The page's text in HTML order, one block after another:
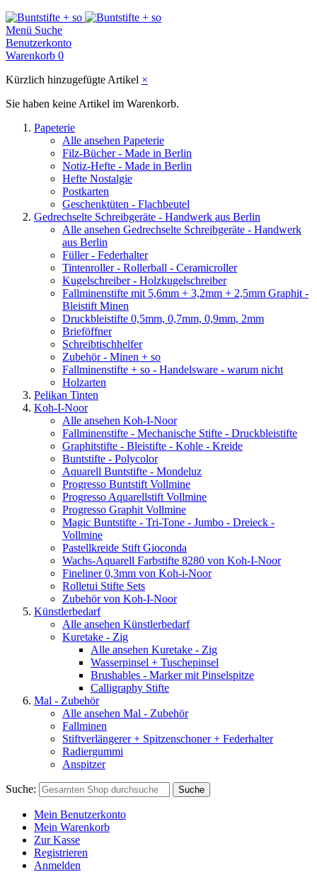
Menü Suche
Benutzerkonto
Warenkorb 0
Kürzlich hinzugefügte Artikel ×
Sie haben keine Artikel im Warenkorb.
Papeterie
Alle ansehen Papeterie
Filz-Bücher - Made in Berlin
Notiz-Hefte - Made in Berlin
Hefte Nostalgie
Postkarten
Geschenktüten - Flachbeutel
Gedrechselte Schreibgeräte - Handwerk aus Berlin
Alle ansehen Gedrechselte Schreibgeräte - Handwerk
aus Berlin
Füller - Federhalter
Tintenroller - Rollerball - Ceramicroller
Kugelschreiber - Holzkugelschreiber
Fallminenstifte mit 5,6mm + 3,2mm + 2,5mm Graphit -
Bleistift Minen
Druckbleistifte 0,5mm, 0,7mm, 0,9mm, 2mm
Brieföffner
Schreibtischhelfer
Zubehör - Minen + so
Fallminenstifte + so - Handelsware - warum nicht
Holzarten
Pelikan Tinten
Koh-I-Noor
Alle ansehen Koh-I-Noor
Fallminenstifte - Mechanische Stifte - Druckbleistifte
Graphitstifte - Bleistifte - Kohle - Kreide
Buntstifte - Polycolor
Aquarell Buntstifte - Mondeluz
Progresso Buntstift Vollmine
Progresso Aquarellstift Vollmine
Progresso Graphit Vollmine
Magic Buntstifte - Tri-Tone - Jumbo - Dreieck -
Vollmine
Pastellkreide Stift Gioconda
Wachs-Aquarell Farbstifte 8280 von Koh-I-Noor
Fineliner 0,3mm von Koh-i-Noor
Rolletui Stifte Sets
Zubehör von Koh-I-Noor
Künstlerbedarf
Alle ansehen Künstlerbedarf
Kuretake - Zig
Alle ansehen Kuretake - Zig
Wasserpinsel + Tuschepinsel
Brushables - Marker mit Pinselspitze
Calligraphy Stifte
Mal - Zubehör
Alle ansehen Mal - Zubehör
Fallminen
Stiftverlängerer + Spitzenschoner + Federhalter
Radiergummi
Anspitzer
Suche: Suche
Mein Benutzerkonto
Mein Warenkorb
Zur Kasse
Registrieren
Anmelden